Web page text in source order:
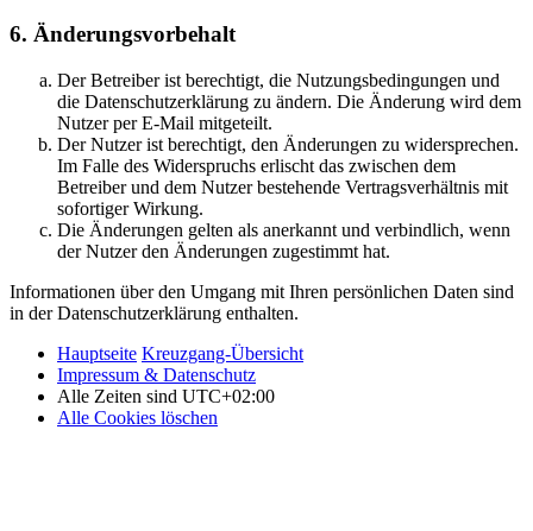
6. Änderungsvorbehalt
Der Betreiber ist berechtigt, die Nutzungsbedingungen und
die Datenschutzerklärung zu ändern. Die Änderung wird dem
Nutzer per E-Mail mitgeteilt.
Der Nutzer ist berechtigt, den Änderungen zu widersprechen.
Im Falle des Widerspruchs erlischt das zwischen dem
Betreiber und dem Nutzer bestehende Vertragsverhältnis mit
sofortiger Wirkung.
Die Änderungen gelten als anerkannt und verbindlich, wenn
der Nutzer den Änderungen zugestimmt hat.
Informationen über den Umgang mit Ihren persönlichen Daten sind
in der Datenschutzerklärung enthalten.
Hauptseite Kreuzgang-Übersicht
Impressum & Datenschutz
Alle Zeiten sind UTC+02:00
Alle Cookies löschen